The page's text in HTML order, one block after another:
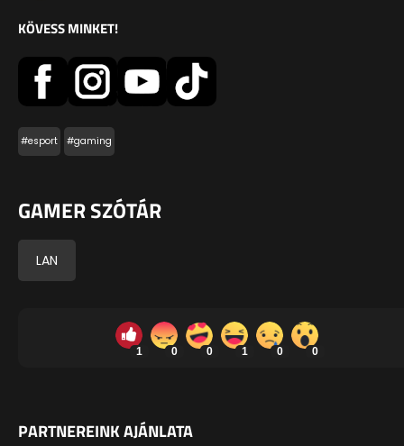
KÖVESS MINKET!
#esport #gaming
GAMER SZÓTÁR
LAN
1 0 0 1 0 0
PARTNEREINK AJÁNLATA